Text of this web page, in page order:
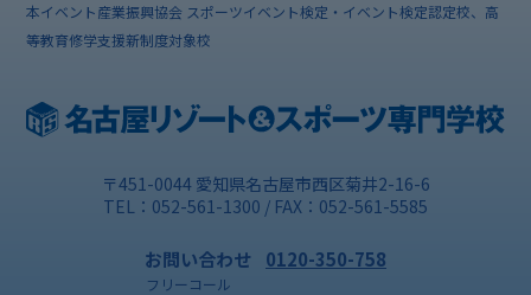
本イベント産業振興協会 スポーツイベント検定・イベント検定認定校、高
等教育修学支援新制度対象校
〒451-0044 愛知県名古屋市西区菊井2-16-6
TEL：052-561-1300 / FAX：052-561-5585
お問い合わせ 0120-350-758
フリーコール